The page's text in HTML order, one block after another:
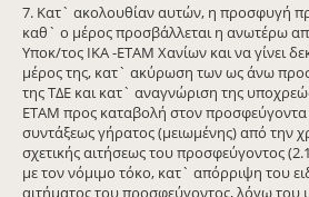
7. Κατ` ακολουθίαν αυτών, η προσφυγή
καθ` ο μέρος προσβάλλεται η ανωτέρω
Υποκ/τος ΙΚΑ -ΕΤΑΜ Χανίων και να γίνει
μέρος της, κατ` ακύρωση των ως άνω
της ΤΔΕ και κατ` αναγνώριση της
ΕΤΑΜ προς καταβολή στον προσφεύγοντα
συντάξεως γήρατος (μειωμένης) από την
σχετικής αιτήσεως του προσφεύγοντος
με τον νόμιμο τόκο, κατ` απόρριψη του
αιτήματος του προσφεύγοντος, λόγω του